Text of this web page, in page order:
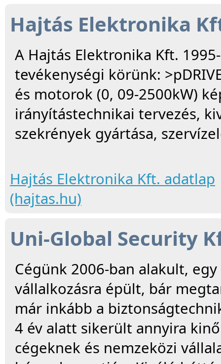
Hajtás Elektronika
A Hajtás Elektronika Kft.
tevékenységi körünk:
és motorok (0, 09-2500kW)
irányítástechnikai tervezés,
szekrények gyártása,
Hajtás Elektronika Kft. adatlap
(hajtas.hu)
Uni-Global Security
Cégünk 2006-ban alakult,
vállalkozásra épült, bár
már inkább a
4 év alatt sikerült annyira
cégeknek és nemzeközi